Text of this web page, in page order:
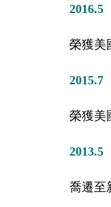
2016.5
榮獲美
2015.7
榮獲美
2013.5
喬遷至